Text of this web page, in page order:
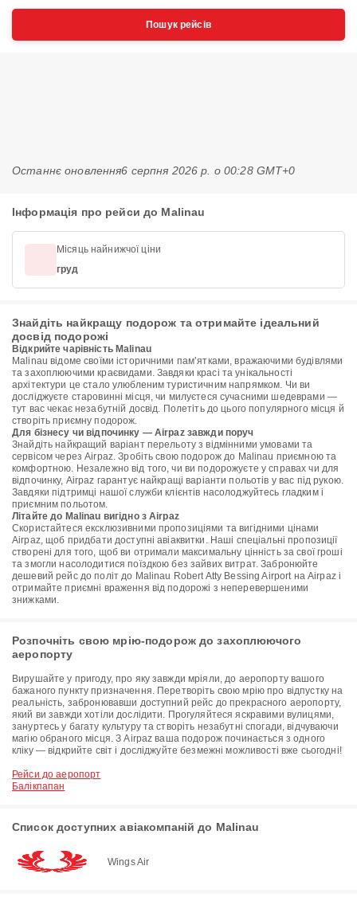
Пошук рейсів
Останнє оновлення6 серпня 2026 р. о 00:28 GMT+0
Інформація про рейси до Malinau
Місяць найнижчої ціни
груд
Знайдіть найкращу подорож та отримайте ідеальний
досвід подорожі
Відкрийте чарівність Malinau
Malinau відоме своїми історичними пам’ятками, вражаючими будівлями
та захоплюючими краєвидами. Завдяки красі та унікальності
архітектури це стало улюбленим туристичним напрямком. Чи ви
досліджуєте старовинні місця, чи милуєтеся сучасними шедеврами —
тут вас чекає незабутній досвід. Полетіть до цього популярного місця й
створіть приємну подорож.
Для бізнесу чи відпочинку — Airpaz завжди поруч
Знайдіть найкращий варіант перельоту з відмінними умовами та
сервісом через Airpaz. Зробіть свою подорож до Malinau приємною та
комфортною. Незалежно від того, чи ви подорожуєте у справах чи для
відпочинку, Airpaz гарантує найкращі варіанти польотів у вас під рукою.
Завдяки підтримці нашої служби клієнтів насолоджуйтесь гладким і
приємним польотом.
Літайте до Malinau вигідно з Airpaz
Скористайтеся ексклюзивними пропозиціями та вигідними цінами
Airpaz, щоб придбати доступні авіаквитки. Наші спеціальні пропозиції
створені для того, щоб ви отримали максимальну цінність за свої гроші
та змогли насолодитися поїздкою без зайвих витрат. Забронюйте
дешевий рейс до політ до Malinau Robert Atty Bessing Airport на Airpaz і
отримайте приємні враження від подорожі з неперевершеними
знижками.
Розпочніть свою мрію-подорож до захоплюючого
аеропорту
Вирушайте у пригоду, про яку завжди мріяли, до аеропорту вашого
бажаного пункту призначення. Перетворіть свою мрію про відпустку на
реальність, забронювавши доступний рейс до прекрасного аеропорту,
який ви завжди хотіли дослідити. Прогуляйтеся яскравими вулицями,
зануртесь у багату культуру та створіть незабутні спогади, відчуваючи
магію обраного місця. З Airpaz ваша подорож починається з одного
кліку — відкрийте світ і досліджуйте безмежні можливості вже сьогодні!
Рейси до аеропорт
Балікпапан
Список доступних авіакомпаній до Malinau
Wings Air